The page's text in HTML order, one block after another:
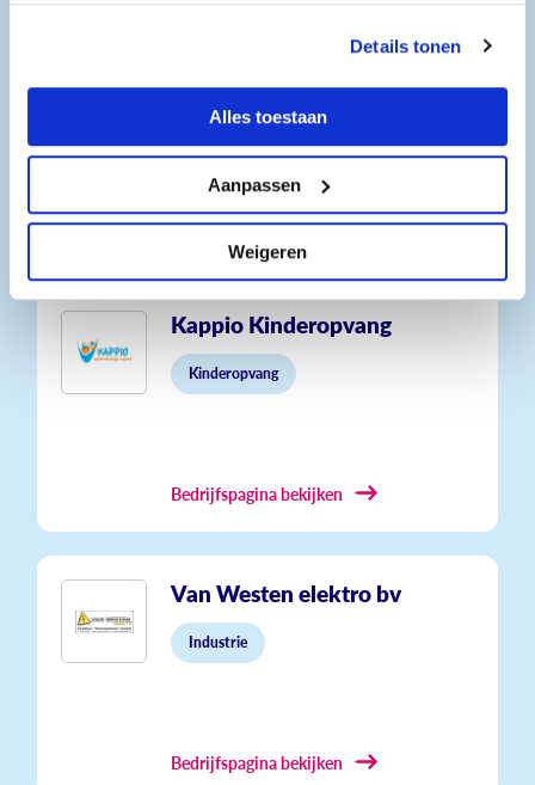
Details tonen
Alles toestaan
Aanpassen
Weigeren
Bedrijfspagina bekijken
Kappio Kinderopvang
Kinderopvang
Bedrijfspagina bekijken
Van Westen elektro bv
Industrie
Bedrijfspagina bekijken